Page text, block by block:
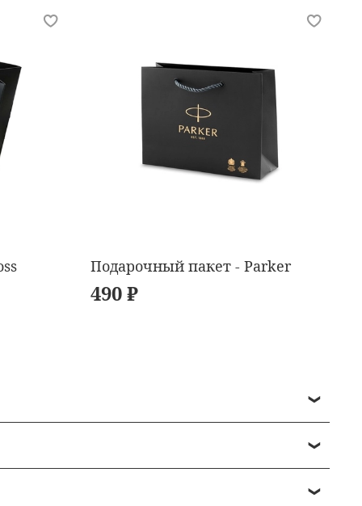
Подарочный пакет - Parker
490 ₽
среднем 1-2 дня